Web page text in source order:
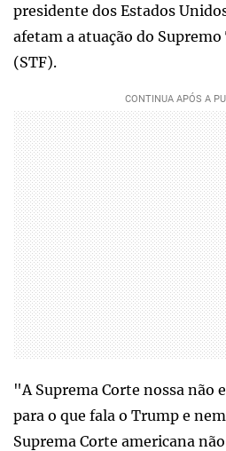
presidente dos Estados
afetam a atuação do
(STF).
"A Suprema Corte nossa não
para o que fala o Trump e
Suprema Corte americana